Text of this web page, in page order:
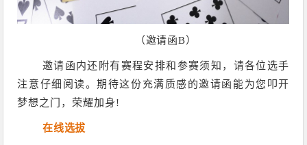
（邀请函B）
邀请函内还附有赛程安排和参赛须知，请各位选手
注意仔细阅读。期待这份充满质感的邀请函能为您叩开
梦想之门，荣耀加身!
在线选拔